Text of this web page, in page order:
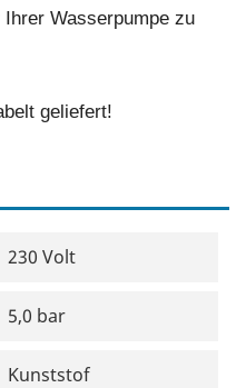
Wasserpumpe zu
geliefert!
230 Volt
5,0 bar
Kunststof